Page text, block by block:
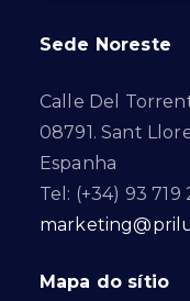
Sede Noreste
Calle Del
08791. Sant
Espanha
Tel: (+34) 93 719
Mapa do sítio